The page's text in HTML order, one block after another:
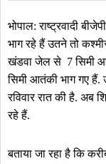
​भोपाल: राष्ट्रवादी
भाग रहे हैं उतने तो
खंडवा जेल से 7 सिमी
सिमी आतंकी भाग गए हैं.
रविवार रात की है. अब
रहे हैं.
बताया जा रहा है कि